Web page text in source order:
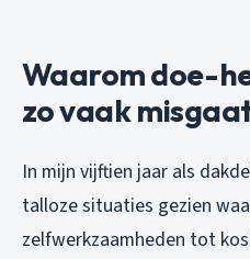
Waarom doe-
zo vaak
In mijn vijftien jaar als
talloze situaties gezien
zelfwerkzaamheden tot